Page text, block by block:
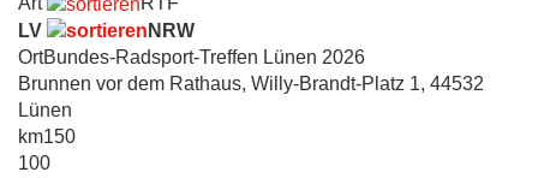
LV
NRW
OrtBundes-Radsport-Treffen Lünen 2026
Brunnen vor dem Rathaus, Willy-Brandt-Platz 1, 44532
Lünen
km150
100